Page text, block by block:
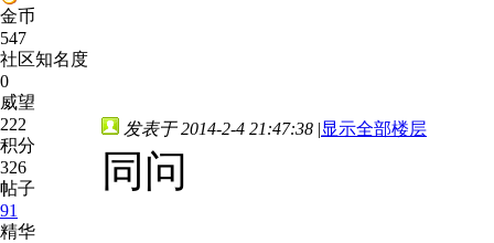
金币
547
社区知名度
0
威望
222
积分
326
帖子
91
精华
发表于 2014-2-4 21:47:38 |显示全部楼层
同问